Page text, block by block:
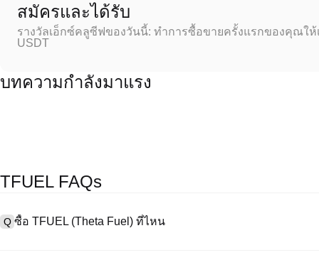
สมัครและได้รับ
รางวัลเอ็กซ์คลูซีฟของวันนี้: ทำการซื้อขายครั้งแรกของคุณใ
USDT
บทความกำลังมาแรง
TFUEL FAQs
Q ซื้อ TFUEL (Theta Fuel) ที่ไหน